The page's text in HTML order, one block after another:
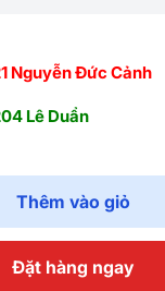
ăn mòn tốt hơn
Nguyễn Đức Cảnh
Lê Duẩn
Thêm vào giỏ
Đặt hàng ngay